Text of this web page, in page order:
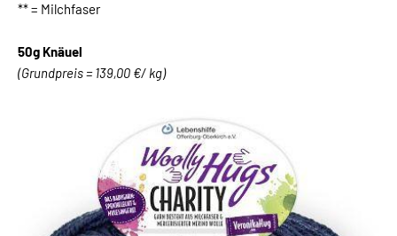
** = Milchfaser
50g Knäuel
(Grundpreis = 139,00 €/ kg)